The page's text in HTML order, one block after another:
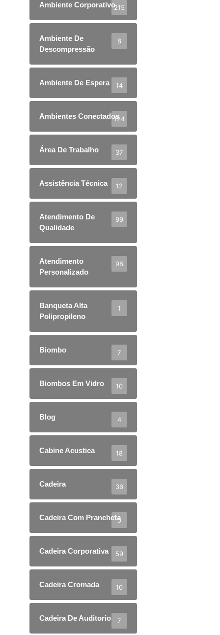
Ambiente Corporativo215
Ambiente De
Descompressão
8
Ambiente De Espera 14
Ambientes Conectados124
Área De Trabalho 37
Assistência Técnica 12
Atendimento De
Qualidade
99
Atendimento
Personalizado
98
Banqueta Alta
Polipropileno
1
Biombo 7
Biombos Em Vidro 10
Blog 4
Cabine Acustica 18
Cadeira 36
Cadeira Com Prancheta
5
Cadeira Corporativa 59
Cadeira Cromada 10
Cadeira De Auditorio 7